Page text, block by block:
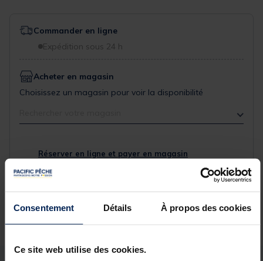
Consentement Détails À propos des cookies
Ce site web utilise des cookies.
Commander en ligne
Expédition sous 24 h
Acheter en magasin
Choisissez un magasin pour voir la disponibilité
Réserver en ligne et payer en magasin
Livraison gratuite en point relais et magasin